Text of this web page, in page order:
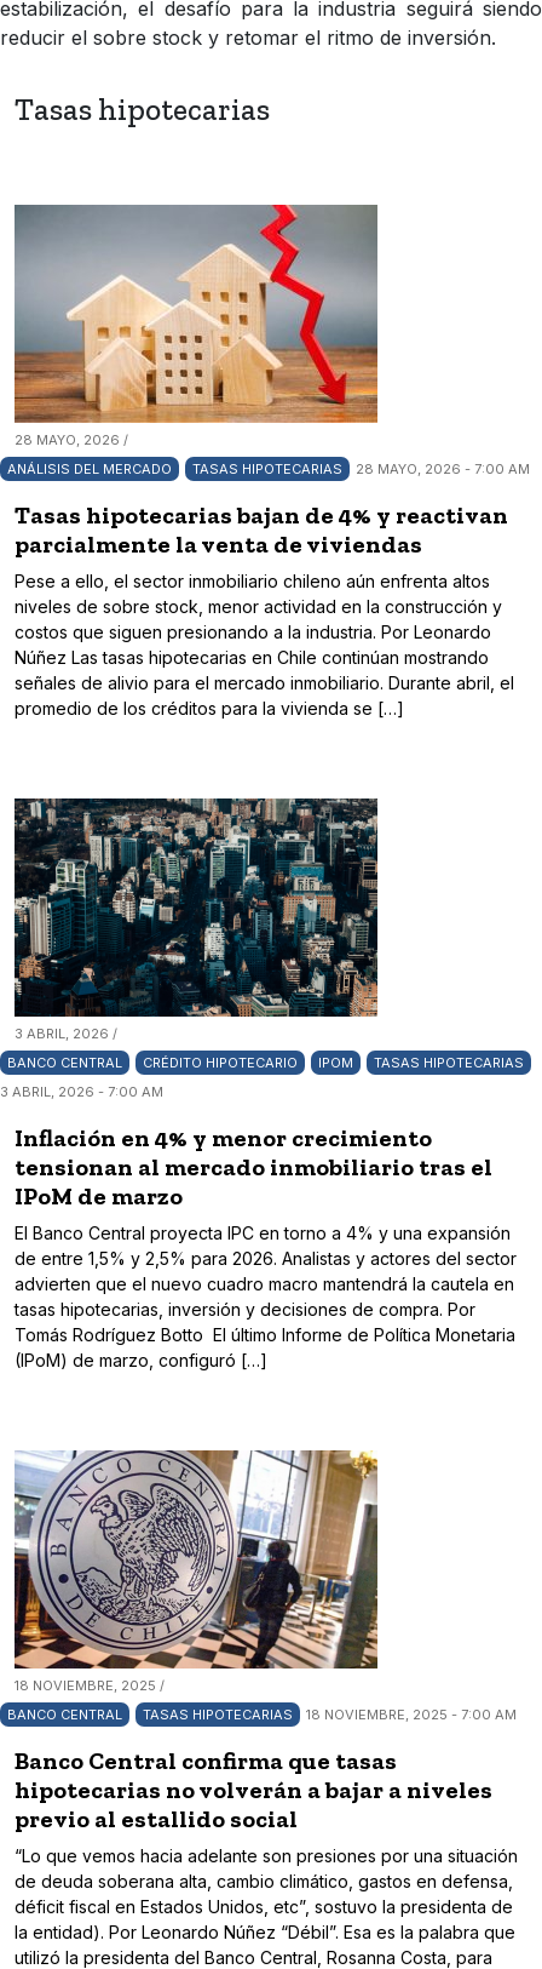
estabilización, el desafío para la industria seguirá siendo
reducir el sobre stock y retomar el ritmo de inversión.
Tasas hipotecarias
28 MAYO, 2026 /
ANÁLISIS DEL MERCADO
TASAS HIPOTECARIAS 28 MAYO, 2026 - 7:00 AM
Tasas hipotecarias bajan de 4% y reactivan
parcialmente la venta de viviendas
Pese a ello, el sector inmobiliario chileno aún enfrenta altos
niveles de sobre stock, menor actividad en la construcción y
costos que siguen presionando a la industria. Por Leonardo
Núñez Las tasas hipotecarias en Chile continúan mostrando
señales de alivio para el mercado inmobiliario. Durante abril, el
promedio de los créditos para la vivienda se […]
3 ABRIL, 2026 /
BANCO CENTRAL
CRÉDITO HIPOTECARIO IPOM
TASAS HIPOTECARIAS
3 ABRIL, 2026 - 7:00 AM
Inflación en 4% y menor crecimiento
tensionan al mercado inmobiliario tras el
IPoM de marzo
El Banco Central proyecta IPC en torno a 4% y una expansión
de entre 1,5% y 2,5% para 2026. Analistas y actores del sector
advierten que el nuevo cuadro macro mantendrá la cautela en
tasas hipotecarias, inversión y decisiones de compra. Por
Tomás Rodríguez Botto El último Informe de Política Monetaria
(IPoM) de marzo, configuró […]
18 NOVIEMBRE, 2025 /
BANCO CENTRAL
TASAS HIPOTECARIAS 18 NOVIEMBRE, 2025 - 7:00 AM
Banco Central confirma que tasas
hipotecarias no volverán a bajar a niveles
previo al estallido social
“Lo que vemos hacia adelante son presiones por una situación
de deuda soberana alta, cambio climático, gastos en defensa,
déficit fiscal en Estados Unidos, etc”, sostuvo la presidenta de
la entidad). Por Leonardo Núñez “Débil”. Esa es la palabra que
utilizó la presidenta del Banco Central, Rosanna Costa, para